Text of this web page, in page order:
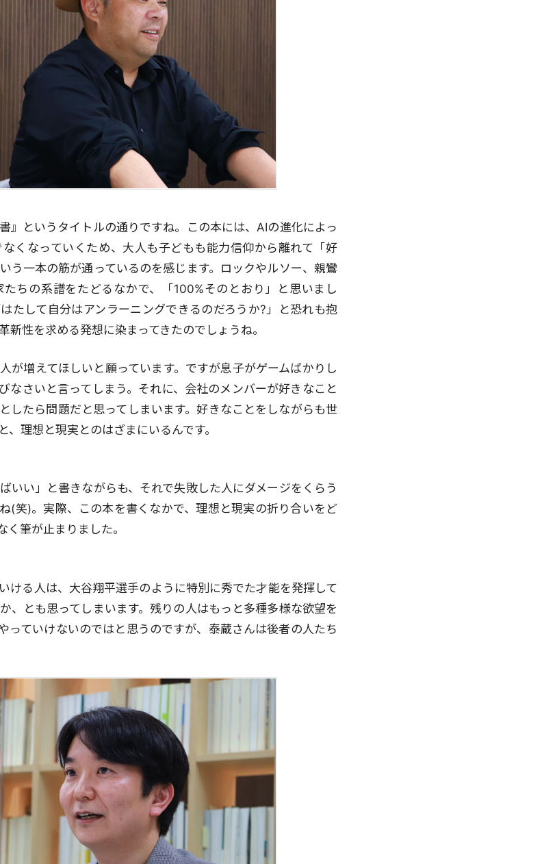
』というタイトルの通りですね。この本には、AIの進化によっ
くなっていくため、大人も子どもも能力信仰から離れて「好
う一本の筋が通っているのを感じます。ロックやルソー、親鸞
ちの系譜をたどるなかで、「100%そのとおり」と思いまし
たして自分はアンラーニングできるのだろうか?」と恐れも抱
新性を求める発想に染まってきたのでしょうね。
が増えてほしいと願っています。ですが息子がゲームばかりし
なさいと言ってしまう。それに、会社のメンバーが好きなこと
したら問題だと思ってしまいます。好きなことをしながらも世
、理想と現実とのはざまにいるんです。
いい」と書きながらも、それで失敗した人にダメージをくらう
(笑)。実際、この本を書くなかで、理想と現実の折り合いをど
く筆が止まりました。
ける人は、大谷翔平選手のように特別に秀でた才能を発揮して
、とも思ってしまいます。残りの人はもっと多種多様な欲望を
っていけないのではと思うのですが、泰蔵さんは後者の人たち